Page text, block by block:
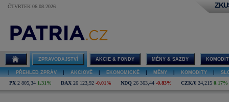
ČTVRTEK 06.08.2026
ZPRAVODAJSTVÍ AKCIE & FONDY MĚNY & SAZBY
PŘEHLED ZPRÁV AKCIOVÉ EKONOMICKÉ MĚNY KOMODITY
PX 2 805,34 1,31% DAX 26 123,92 -0,01% NDQ 26 363,44 -0,83% CZK/€ 24,215 0,17%